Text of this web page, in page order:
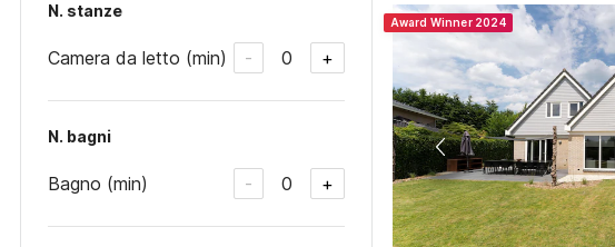
N. stanze
Camera da letto (min) - 0 +
N. bagni
Bagno (min) - 0 +
Award Winner 2024